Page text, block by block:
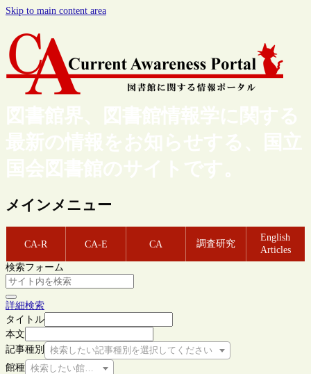
Skip to main content area
図書館界、図書館情報学に関する
最新の情報をお知らせする、国立
国会図書館のサイトです。
メインメニュー
CA-R CA-E CA 調査研究
English
Articles
検索フォーム
詳細検索
タイトル
本文
記事種別
検索したい記事種別を選択してください
館種 検索したい館種を選択してください